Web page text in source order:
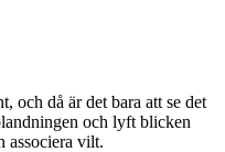
och då är det bara att se det
och lyft blicken
associera vilt.